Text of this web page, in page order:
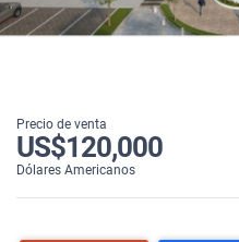
Precio de venta
US$120,000
Dólares Americanos